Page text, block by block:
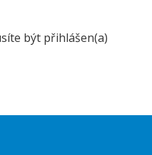
být přihlášen(a)